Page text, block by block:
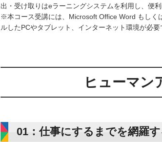
出・受け取りはeラーニングシステムを利用し、便利
※本コース受講には、Microsoft Office Word もしく
ルしたPCやタブレット、インターネット環境が必要
ヒューマン
01：仕事にするまでを網羅